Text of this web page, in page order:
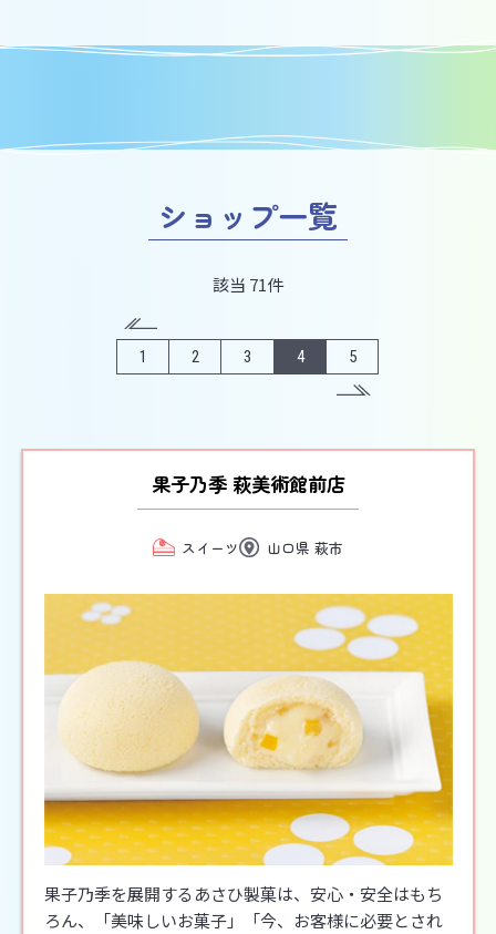
ショップ一覧
該当 71件
1 2 3 4 5
果子乃季 萩美術館前店
スイーツ 山口県 萩市
果子乃季を展開するあさひ製菓は、安心・安全はもち
ろん、「美味しいお菓子」「今、お客様に必要とされ